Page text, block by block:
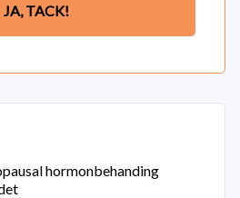
JA, TACK!
hormonbehanding